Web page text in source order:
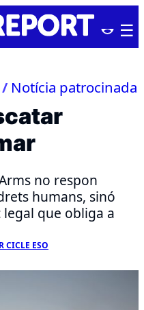
/ Notícia patrocinada
no respon
humans, sinó
legal que obliga a
CICLE ESO